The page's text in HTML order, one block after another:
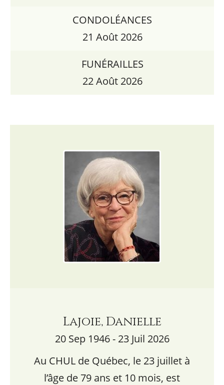
CONDOLÉANCES
21 Août 2026
FUNÉRAILLES
22 Août 2026
Lajoie, Danielle
20 Sep 1946 - 23 Juil 2026
Au CHUL de Québec, le 23 juillet à
l’âge de 79 ans et 10 mois, est